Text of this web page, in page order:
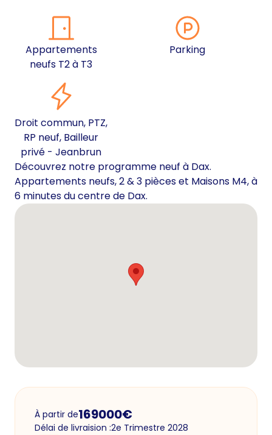
Appartements
neufs T2 à T3
Parking
Droit commun, PTZ,
RP neuf, Bailleur
privé - Jeanbrun
Découvrez notre programme neuf à Dax.
Appartements neufs, 2 & 3 pièces et Maisons M4, à
6 minutes du centre de Dax.
À partir de169000€
Délai de livraision :2e Trimestre 2028